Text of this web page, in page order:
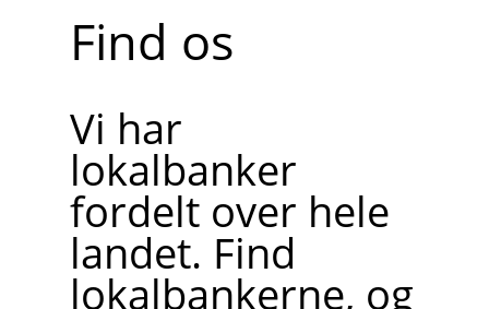
Find os
Vi har
lokalbanker
fordelt over hele
landet. Find
lokalbankerne, og